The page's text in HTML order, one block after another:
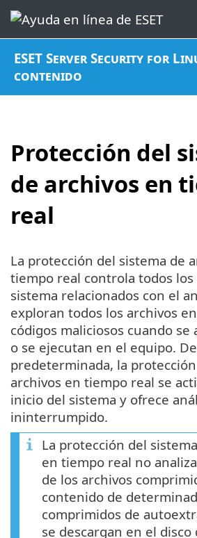
ESET Server Security for
contenido
Protección del
de archivos en
real
La protección del sistema de
tiempo real controla todos los
sistema relacionados con el
exploran todos los archivos
códigos maliciosos cuando se
o se ejecutan en el equipo.
predeterminada, la
archivos en tiempo real se
inicio del sistema y ofrece
ininterrumpido.
La protección del
en tiempo real no
de los archivos
contenido de
comprimidos de
se descargan en el disco